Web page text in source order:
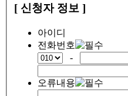
[ 신청자 정보 ]
아이디
전화번호
-
오류내용